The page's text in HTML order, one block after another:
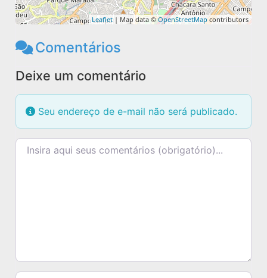
Leaflet| Map data ©OpenStreetMapcontributors
Comentários
Deixe um comentário
Seu endereço de e-mail não será publicado.
Texto do comentário